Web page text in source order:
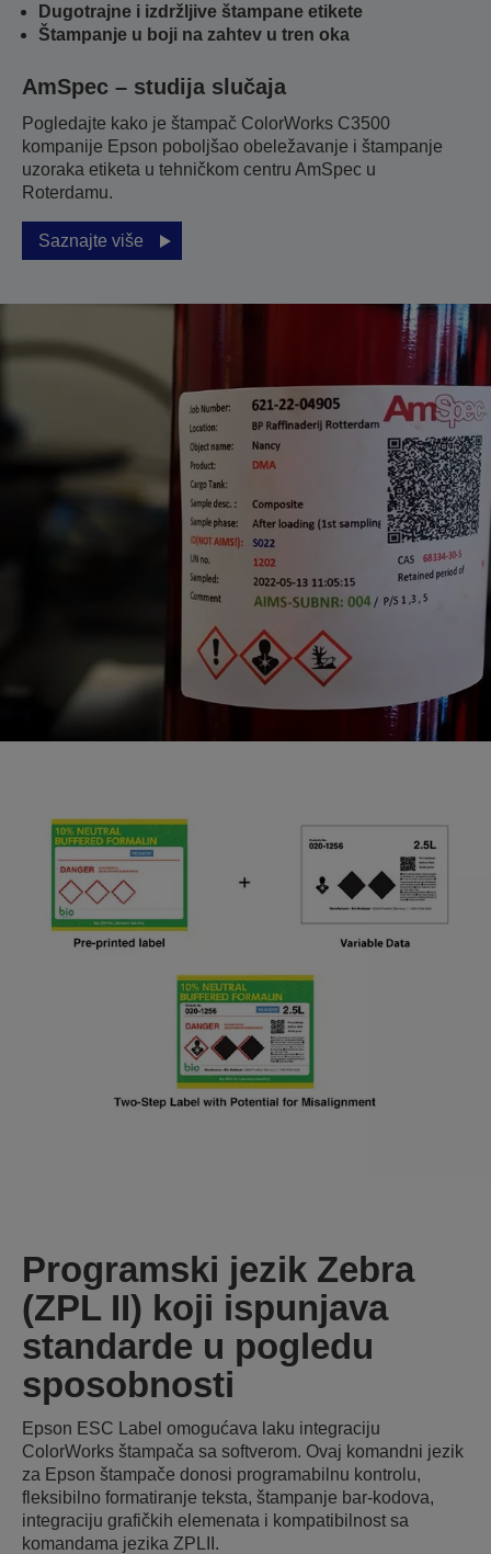
Dugotrajne i izdržljive štampane etikete
Štampanje u boji na zahtev u tren oka
AmSpec – studija slučaja
Pogledajte kako je štampač ColorWorks C3500
kompanije Epson poboljšao obeležavanje i štampanje
uzoraka etiketa u tehničkom centru AmSpec u
Roterdamu.
Saznajte više
Programski jezik Zebra
(ZPL II) koji ispunjava
standarde u pogledu
sposobnosti
Epson ESC Label omogućava laku integraciju
ColorWorks štampača sa softverom. Ovaj komandni jezik
za Epson štampače donosi programabilnu kontrolu,
fleksibilno formatiranje teksta, štampanje bar-kodova,
integraciju grafičkih elemenata i kompatibilnost sa
komandama jezika ZPLII.